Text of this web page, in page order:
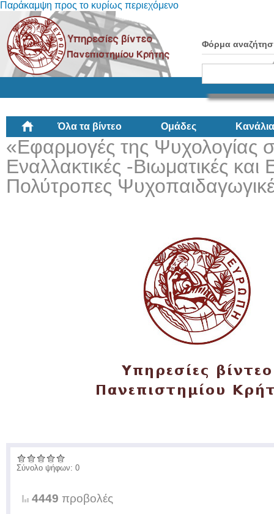
Παράκαμψη προς το κυρίως περιεχόμενο
Φόρμα
Όλα τα βίντεο Ομάδες Κανάλια
«Εφαρμογές της Ψυχολογίας
Εναλλακτικές -Βιωματικές
Πολύτροπες
Σύνολο ψήφων: 0
4449 προβολές